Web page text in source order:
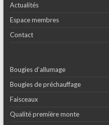
Actualités
Espace membres
Contact
Bougies d’allumage
Bougies de préchauffage
Faisceaux
Qualité première monte